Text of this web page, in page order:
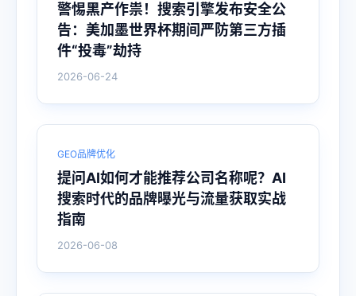
警惕黑产作祟！搜索引擎发布安全公
告：美加墨世界杯期间严防第三方插
件“投毒”劫持
2026-06-24
GEO品牌优化
提问AI如何才能推荐公司名称呢？AI
搜索时代的品牌曝光与流量获取实战
指南
2026-06-08